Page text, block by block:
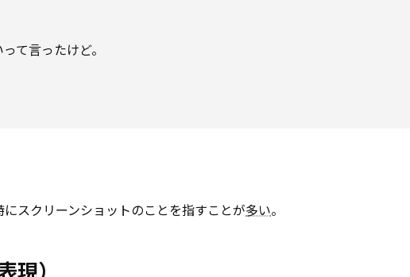
て言ったけど。
スクリーンショットのことを指すことが多い。
）